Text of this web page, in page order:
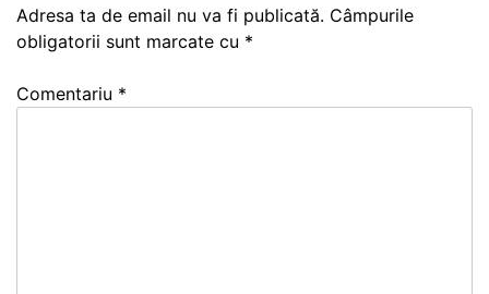
Adresa ta de email nu va fi publicată. Câmpurile
obligatorii sunt marcate cu *
Comentariu *